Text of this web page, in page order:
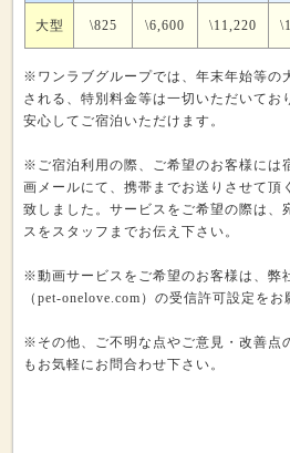
大型 \825 \6,600 \11,220
※ワンラブグループでは、年末年始等の
される、特別料金等は一切いただいてお
安心してご宿泊いただけます。
※ご宿泊利用の際、ご希望のお客様には
画メールにて、携帯までお送りさせて頂
致しました。サービスをご希望の際は、
スをスタッフまでお伝え下さい。
※動画サービスをご希望のお客様は、弊
（pet-onelove.com）の受信許可設定をお
※その他、ご不明な点やご意見・改善点
もお気軽にお問合わせ下さい。